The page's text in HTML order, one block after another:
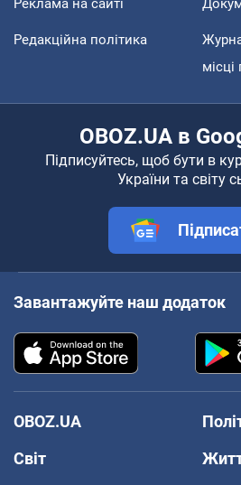
Реклама на сайті
Редакційна політика
місці
OBOZ.UA в
Підписуйтесь, щоб бути в
України та світу
Завантажуйте наш додаток
OBOZ.UA
Світ